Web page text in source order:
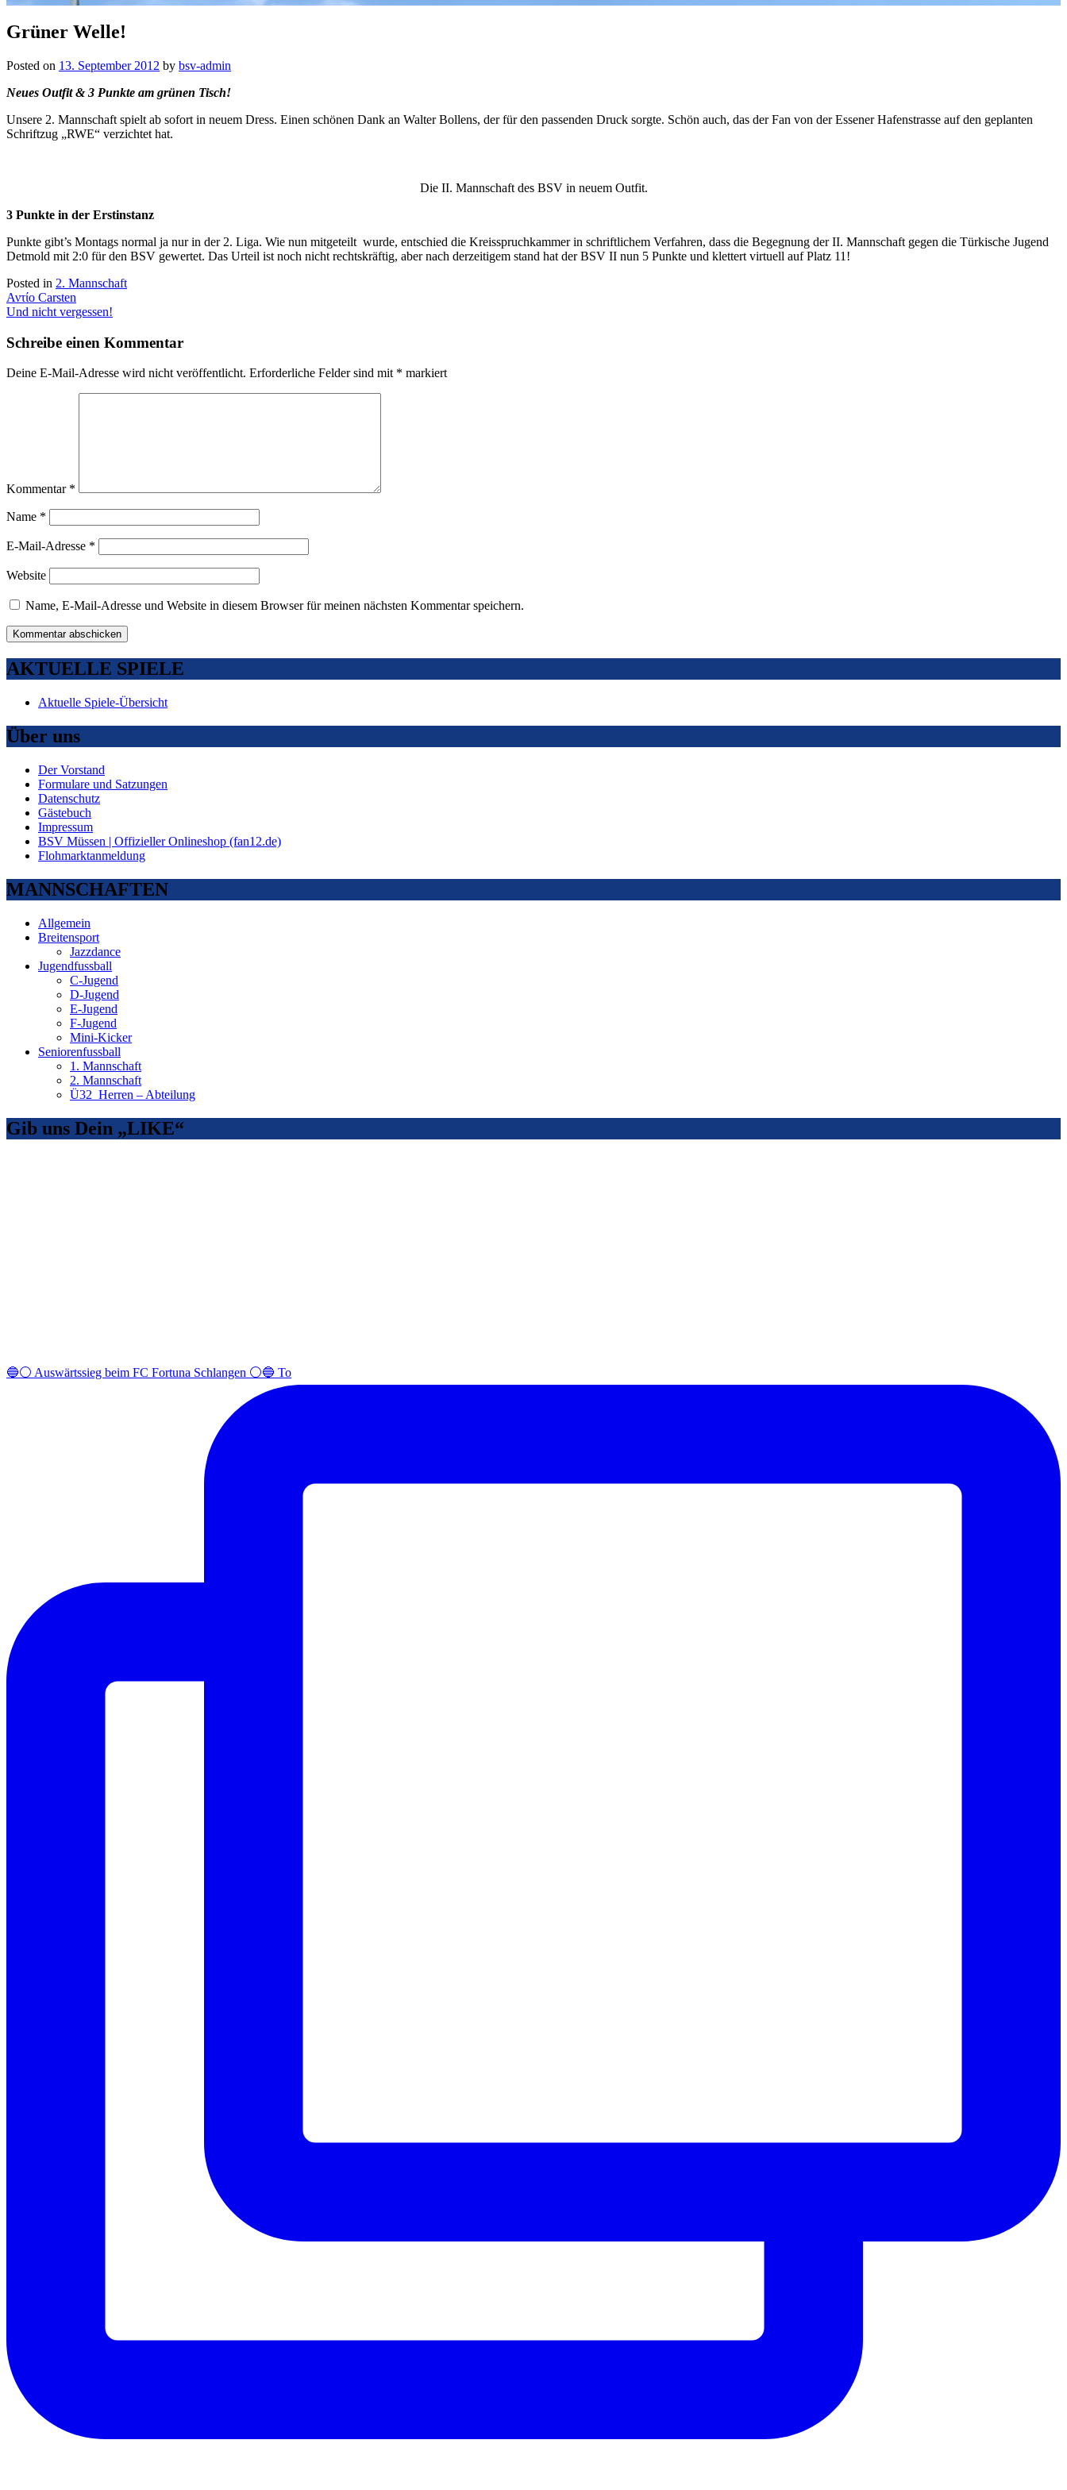
Grüner Welle!
Posted on 13. September 2012 by bsv-admin
Neues Outfit & 3 Punkte am grünen Tisch!
Unsere 2. Mannschaft spielt ab sofort in neuem Dress. Einen schönen Dank an Walter Bollens, der für den passenden Druck sorgte. Schön auch, das der Fan von der Essener Hafenstrasse auf den geplanten
Schriftzug „RWE“ verzichtet hat.
Die II. Mannschaft des BSV in neuem Outfit.
3 Punkte in der Erstinstanz
Punkte gibt’s Montags normal ja nur in der 2. Liga. Wie nun mitgeteilt wurde, entschied die Kreisspruchkammer in schriftlichem Verfahren, dass die Begegnung der II. Mannschaft gegen die Türkische Jugend
Detmold mit 2:0 für den BSV gewertet. Das Urteil ist noch nicht rechtskräftig, aber nach derzeitigem stand hat der BSV II nun 5 Punkte und klettert virtuell auf Platz 11!
Posted in 2. Mannschaft
Beitragsnavigation
Αντίο Carsten
Und nicht vergessen!
Schreibe einen Kommentar
Deine E-Mail-Adresse wird nicht veröffentlicht. Erforderliche Felder sind mit * markiert
Kommentar *
Name *
E-Mail-Adresse *
Website
Name, E-Mail-Adresse und Website in diesem Browser für meinen nächsten Kommentar speichern.
AKTUELLE SPIELE
Aktuelle Spiele-Übersicht
Über uns
Der Vorstand
Formulare und Satzungen
Datenschutz
Gästebuch
Impressum
BSV Müssen | Offizieller Onlineshop (fan12.de)
Flohmarktanmeldung
MANNSCHAFTEN
Allgemein
Breitensport
Jazzdance
Jugendfussball
C-Jugend
D-Jugend
E-Jugend
F-Jugend
Mini-Kicker
Seniorenfussball
1. Mannschaft
2. Mannschaft
Ü32_Herren – Abteilung
Gib uns Dein „LIKE“
🔵⚪️ Auswärtssieg beim FC Fortuna Schlangen ⚪️🔵 To